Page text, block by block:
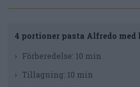
4 portioner pasta Alfredo
Förberedelse: 10 min
Tillagning: 10 min